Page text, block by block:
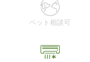
ペット相談可